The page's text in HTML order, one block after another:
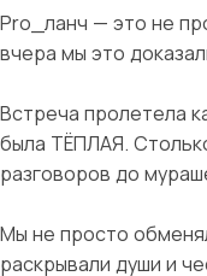
Pro_ланч — это не
вчера мы это
Встреча пролетела
была ТЁПЛАЯ.
разговоров до
Мы не просто
раскрывали души и